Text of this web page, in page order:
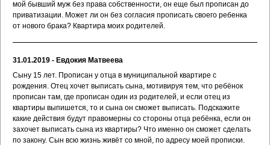
мой бывший муж без права собственности, он еще был прописан до
приватизации. Может ли он без согласия прописать своего ребенка
от нового брака? Квартира моих родителей.
31.01.2019 - Евдокия Матвеева
Сыну 15 лет. Прописан у отца в муниципальной квартире с
рождения. Отец хочет выписать сына, мотивируя тем, что ребёнок
прописан там, где прописан один из родителей, и если отец из
квартиры выпишется, то и сына он сможет выписать. Подскажите
какие действия будут правомерны со стороны отца ребёнка, если он
захочет выписать сына из квартиры? Что именно он сможет сделать
по закону. Сын всю жизнь живёт со мной, по адресу моей прописки.